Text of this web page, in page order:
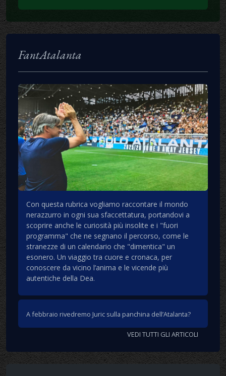
FantAtalanta
Con questa rubrica vogliamo raccontare il mondo
nerazzurro in ogni sua sfaccettatura, portandovi a
scoprire anche le curiosità più insolite e i "fuori
programma" che ne segnano il percorso, come le
stranezze di un calendario che "dimentica" un
esonero. Un viaggio tra cuore e cronaca, per
conoscere da vicino l’anima e le vicende più
autentiche della Dea.
A febbraio rivedremo Juric sulla panchina dell’Atalanta?
VEDI TUTTI GLI ARTICOLI